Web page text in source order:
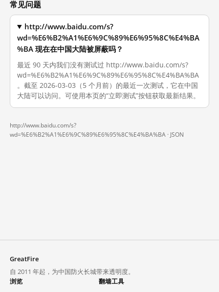
常见问题
http://www.baidu.com/s?
wd=%E6%B2%A1%E6%9C%89%E6%95%8C%E4%BA
%BA 现在在中国大陆被屏蔽吗？
最近 90 天内我们没有测试过 http://www.baidu.com/s?
wd=%E6%B2%A1%E6%9C%89%E6%95%8C%E4%BA%BA
。截至 2026-03-03（5 个月前）的最近一次测试，它在中国
大陆可以访问。可使用本页的“立即测试”按钮获取最新结果。
http://www.baidu.com/s?
wd=%E6%B2%A1%E6%9C%89%E6%95%8C%E4%BA%BA · JSON
GreatFire
自 2011 年起，为中国防火长城带来透明度。
浏览
翻墙工具